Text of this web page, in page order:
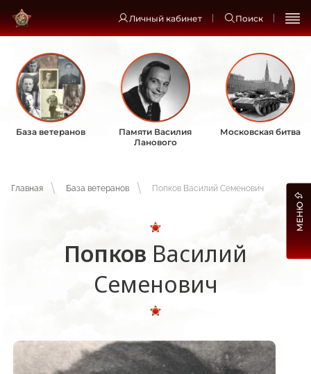
Личный кабинет Поиск
База ветеранов
Памяти Василия
Ланового
Московская битва
Главная База ветеранов Попков Василий Семенович
Попков Василий
Семенович
МЕНЮ